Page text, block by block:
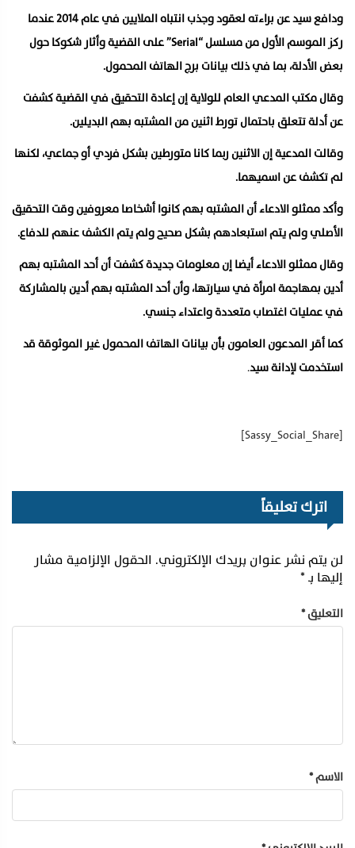
ودافع سيد عن براءته لعقود وجذب انتباه الملايين في عام 2014 عندما
ركز الموسم الأول من مسلسل “Serial” على القضية وأثار شكوكا حول
بعض الأدلة، بما في ذلك بيانات برج الهاتف المحمول.
وقال مكتب المدعي العام للولاية إن إعادة التحقيق في القضية كشفت
عن أدلة تتعلق باحتمال تورط اثنين من المشتبه بهم البديلين.
وقالت المدعية إن الاثنين ربما كانا متورطين بشكل فردي أو جماعي، لكنها
لم تكشف عن اسميهما.
وأكد ممثلو الادعاء أن المشتبه بهم كانوا أشخاصا معروفين وقت التحقيق
الأصلي ولم يتم استبعادهم بشكل صحيح ولم يتم الكشف عنهم للدفاع.
وقال ممثلو الادعاء أيضا إن معلومات جديدة كشفت أن أحد المشتبه بهم
أدين بمهاجمة امرأة في سيارتها، وأن أحد المشتبه بهم أدين بالمشاركة
في عمليات اغتصاب متعددة واعتداء جنسي.
كما أقر المدعون العامون بأن بيانات الهاتف المحمول غير الموثوقة قد
استخدمت لإدانة سيد.
[Sassy_Social_Share]
اترك تعليقاً
لن يتم نشر عنوان بريدك الإلكتروني. الحقول الإلزامية مشار
إليها بـ*
التعليق*
الاسم*